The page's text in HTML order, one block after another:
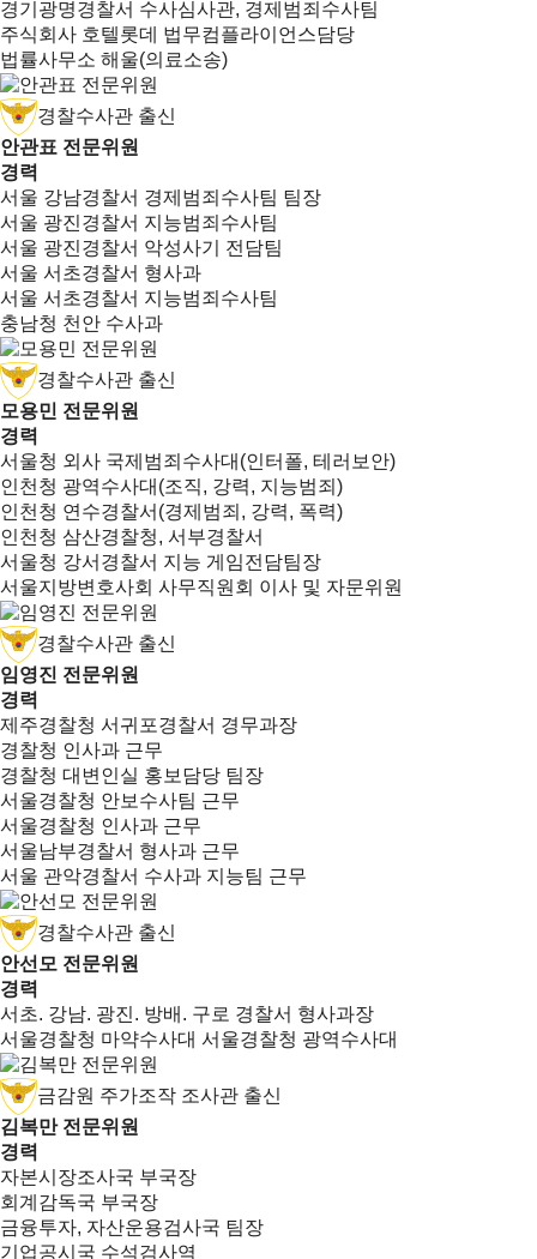
경기광명경찰서 수사심사관, 경제범죄수사팀
주식회사 호텔롯데 법무컴플라이언스담당
법률사무소 해울(의료소송)
경찰수사관 출신
안관표 전문위원
경력
서울 강남경찰서 경제범죄수사팀 팀장
서울 광진경찰서 지능범죄수사팀
서울 광진경찰서 악성사기 전담팀
서울 서초경찰서 형사과
서울 서초경찰서 지능범죄수사팀
충남청 천안 수사과
경찰수사관 출신
모용민 전문위원
경력
서울청 외사 국제범죄수사대(인터폴, 테러보안)
인천청 광역수사대(조직, 강력, 지능범죄)
인천청 연수경찰서(경제범죄, 강력, 폭력)
인천청 삼산경찰청, 서부경찰서
서울청 강서경찰서 지능 게임전담팀장
서울지방변호사회 사무직원회 이사 및 자문위원
경찰수사관 출신
임영진 전문위원
경력
제주경찰청 서귀포경찰서 경무과장
경찰청 인사과 근무
경찰청 대변인실 홍보담당 팀장
서울경찰청 안보수사팀 근무
서울경찰청 인사과 근무
서울남부경찰서 형사과 근무
서울 관악경찰서 수사과 지능팀 근무
경찰수사관 출신
안선모 전문위원
경력
서초. 강남. 광진. 방배. 구로 경찰서 형사과장
서울경찰청 마약수사대 서울경찰청 광역수사대
금감원 주가조작 조사관 출신
김복만 전문위원
경력
자본시장조사국 부국장
회계감독국 부국장
금융투자, 자산운용검사국 팀장
기업공시국 수석검사역